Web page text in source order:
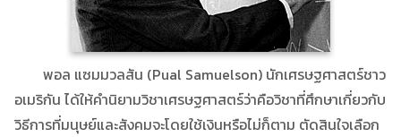
พอล แซมมวลสัน (Pual Samuelson) นักเศรษฐศาสตร์ชาว
อเมริกัน ได้ให้คำนิยามวิชาเศรษฐศาสตร์ว่าคือวิชาที่ศึกษาเกี่ยวกับ
วิธีการที่มนุษย์และสังคมจะโดยใช้เงินหรือไม่ก็ตาม ตัดสินใจเลือก